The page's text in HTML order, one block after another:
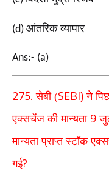
(d) आंतरिक व्यापार
Ans:- (a)
275.सेबी (SEBI)ने
एक्सचेंज की मान्यता 9
मान्यता प्राप्त स्टॉक
गई?